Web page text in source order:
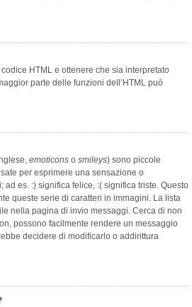
HTML e ottenere che sia interpretato
parte delle funzioni dell’HTML può
emoticons o smileys) sono piccole
per esprimere una sensazione o
ad es. :) significa felice, :( significa triste. Questo
queste serie di caratteri in immagini. La lista
nella pagina di invio messaggi. Cerca di non
possono facilmente rendere un messaggio
decidere di modificarlo o addirittura